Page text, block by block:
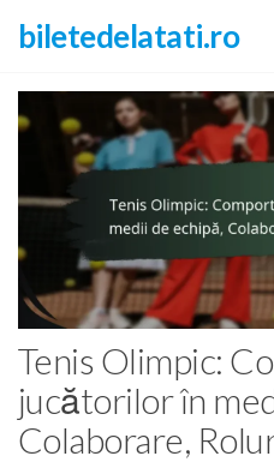
content
biletedelatati.ro
Tenis Olimpic:
jucătorilor în
Colaborare,